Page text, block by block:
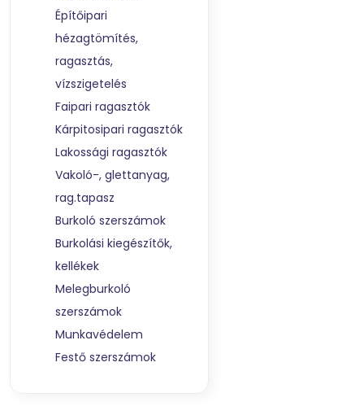
Építőipari
hézagtömítés,
ragasztás,
vízszigetelés
Faipari ragasztók
Kárpitosipari ragasztók
Lakossági ragasztók
Vakoló-, glettanyag,
rag.tapasz
Burkoló szerszámok
Burkolási kiegészítők,
kellékek
Melegburkoló
szerszámok
Munkavédelem
Festő szerszámok